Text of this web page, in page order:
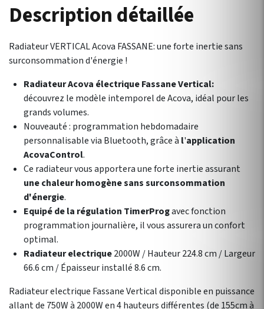
Description détaillée
Radiateur VERTICAL Acova FASSANE: une forte inertie sans
surconsommation d'énergie !
Radiateur Acova électrique Fassane Vertical:
découvrez le modèle intemporel de Acova, idéal pour les
grands volumes.
Nouveauté : programmation hebdomadaire
personnalisable via Bluetooth, grâce à l'application
AcovaControl.
Ce radiateur vous apportera une forte inertie assurant
une chaleur homogène sans surconsommation
d'énergie.
Equipé de la régulation TimerProgavec fonction
programmation journalière, il vous assurera un confort
optimal.
Radiateur electrique2000W / Hauteur 224.8 cm / Largeur
66.6 cm / Épaisseur installé 8.6 cm.
Radiateur electrique Fassane Vertical disponible en puissance
allant de 750W à 2000W en 4 hauteurs différentes (de 155cm à